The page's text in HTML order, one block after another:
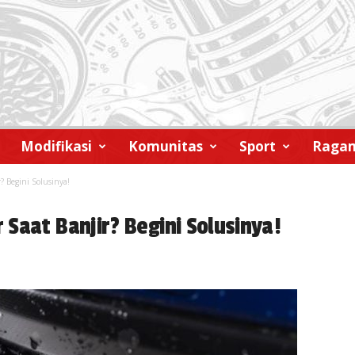
Modifikasi Komunitas Sport
Begini Solusinya!
Banjir? Begini Solusinya!